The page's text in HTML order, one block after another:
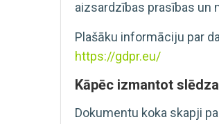
aizsardzības prasības un
Plašāku informāciju par
https://gdpr.eu/
Kāpēc izmantot
Dokumentu koka skapji